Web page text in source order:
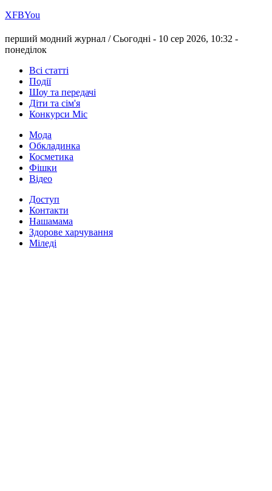
ХFBYou
перший модний журнал /Сьогодні - 10 сер 2026, 10:32 -
понеділок
Всі статті
Події
Шоу та передачі
Діти та сім'я
Конкурси Міс
Мода
Обкладинка
Косметика
Фішки
Відео
Доступ
Контакти
Нашамама
Здорове харчування
Міледі